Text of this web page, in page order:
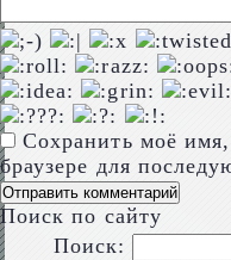
Сохранить моё
браузере для
Поиск по сайту
Поиск: